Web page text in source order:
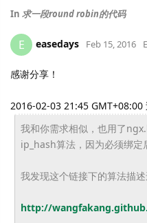
In 求一段round robin的代码
E easedays Feb 15, 2016
感谢分享！
2016-02-03 21:45 GMT+08:00
我和你需求相似，也用了
ip_hash算法，因为必须绑定
我发现这个链接下的算法描述
http://